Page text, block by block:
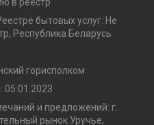
бытовых услуг: Не
Республика Беларусь
горисполком
05.01.2023
и предложений: г.
рынок Уручье,